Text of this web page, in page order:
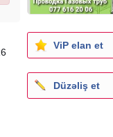
ViP elan et
Düzəliş et